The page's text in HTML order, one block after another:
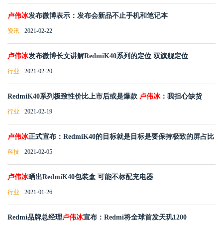
卢伟冰发布微博表示：发布会新品不止手机和笔记本
资讯 2021-02-22
卢伟冰发布微博长文讲解RedmiK40系列的定位 双旗舰定位
行业 2021-02-20
RedmiK40系列极致性价比上市后或是爆款 卢伟冰：我担心缺货
行业 2021-02-19
卢伟冰正式宣布：RedmiK40的目标就是目标是要保持极致的屏占比
科技 2021-02-05
卢伟冰晒出RedmiK40包装盒 可能不标配充电器
行业 2021-01-26
Redmi品牌总经理卢伟冰宣布：Redmi将全球首发天玑1200